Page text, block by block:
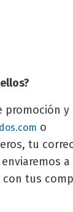
promoción
o
tu
tus